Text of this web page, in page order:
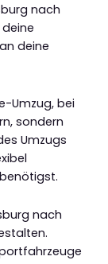
nach
deine
Umzug, bei
sondern
Umzugs
nach